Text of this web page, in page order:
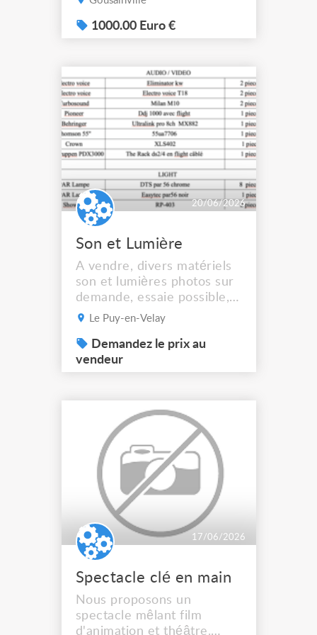
déambuler. Idéal pour les
évènements en plein air ou
extérieurs. Détails : Tige
acier brut Ø 12 mm pour
une très bonne rigidité. -
Longueur 850 mm hors -
tout entre l...
1000.00 Euro €
20/06/2026
Son et Lumière
A vendre, divers matériels
son et lumières photos sur
demande, essaie possible,
pas d'envoi. Tarifs a
proposition cause,
renouvellement de matos
et vider un peu le dépôt
Le Puy-en-Velay
Demandez le prix au
vendeur
17/06/2026
Spectacle clé en main
Nous proposons un
spectacle mêlant film
d'animation et théâtre.